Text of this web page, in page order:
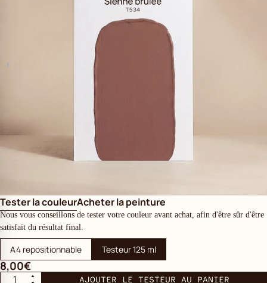
Tester la couleurAcheter la peinture
Nous vous conseillons de tester votre couleur avant achat, afin d'être sûr d'être
satisfait du résultat final.
A4 repositionnable Testeur 125 ml
8,00€
AJOUTER LE TESTEUR AU PANIER